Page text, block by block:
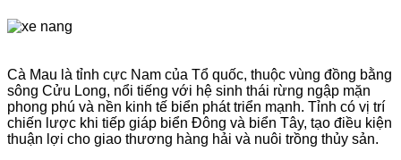
Cà Mau là tỉnh cực Nam của Tổ quốc, thuộc vùng đồng bằng
sông Cửu Long, nổi tiếng với hệ sinh thái rừng ngập mặn
phong phú và nền kinh tế biển phát triển mạnh. Tỉnh có vị trí
chiến lược khi tiếp giáp biển Đông và biển Tây, tạo điều kiện
thuận lợi cho giao thương hàng hải và nuôi trồng thủy sản.